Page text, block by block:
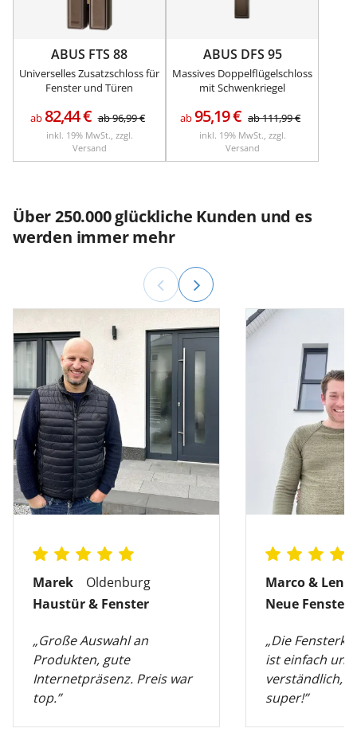
ABUS FTS 88
Universelles Zusatzschloss für
Fenster und Türen
ab82,44€ ab96,99€
inkl. 19% MwSt., zzgl.
Versand
ABUS DFS 95
Massives Doppelflügelschloss
mit Schwenkriegel
ab95,19€ ab111,99€
inkl. 19% MwSt., zzgl.
Versand
Über 250.000 glückliche Kunden und es
werden immer mehr
Marek
Oldenburg
Haustür & Fenster
„Große Auswahl an
Produkten, gute
Internetpräsenz. Preis war
top.”
Marco & Lena
Neue Fenster
„Die
ist einfach und
verständlich,
super!”